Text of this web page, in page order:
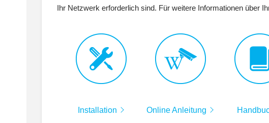
Ihr Netzwerk erforderlich sind. Für weitere Informationen über
Installation Online Anleitung